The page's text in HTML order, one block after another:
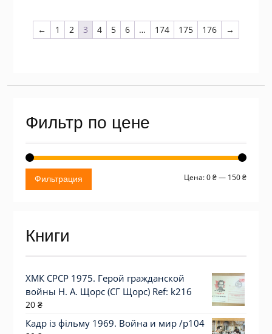
← 1 2 3 4 5 6 … 174 175 176 →
Фильтр по цене
Фильтрация Цена:0 ₴— 150 ₴
Книги
ХМК СРСР 1975. Герой гражданской
войны Н. А. Щорс (СГ Щорс) Ref: k216
20 ₴
Кадр із фільму 1969. Война и мир /p104